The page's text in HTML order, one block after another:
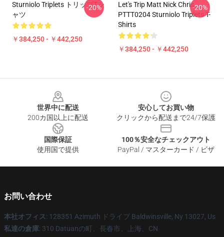
Sturniolo Triplets トリップTシ
ャツ
￥384,250 - ￥442,250
-20%
Let's Trip Matt Nick Chris
PTTT0204 Sturniolo Triplets T-
Shirts
￥384,250 - ￥442,250
-20%
世界中に配送
200カ国以上に配送
安心してお買い物
クリックから配送まで24/7保護
国際保証
使用国で提供
100％安全なチェックアウト
PayPal / マスターカード / ビザ
お問い合わせ
本社オフィス: 128351 Azimuth ドライブ Baldwinsville, Ny 13027, Us
私達の倉庫: 310 Datuanの町、長春市、上海、CN